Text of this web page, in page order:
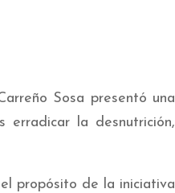
Sosa presentó una
erradicar la desnutrición,
propósito de la iniciativa